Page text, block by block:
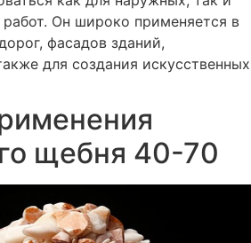
работ. Он широко применяется в
фасадов зданий,
для создания искусственных
щебня 40-70